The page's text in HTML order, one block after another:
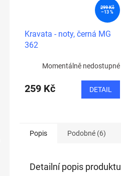
299 Kč
–13 %
Kravata - noty, černá MG
362
Momentálně nedostupné
259 Kč DETAIL
Popis Podobné (6)
Detailní popis produktu